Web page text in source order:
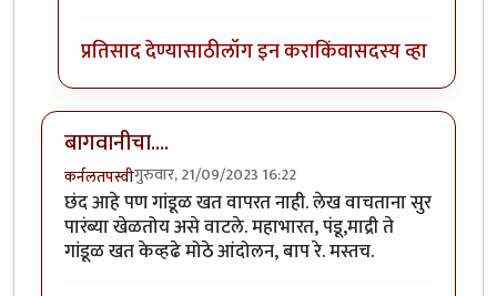
प्रतिसाद देण्यासाठीलॉग इन कराकिंवासदस्य व्हा
बागवानीचा....
कर्नलतपस्वीगुरुवार, 21/09/2023 16:22
छंद आहे पण गांडूळ खत वापरत नाही. लेख वाचताना सुर
पारंब्या खेळतोय असे वाटले. महाभारत, पंडू,माद्री ते
गांडूळ खत केव्हढे मोठे आंदोलन, बाप रे. मस्तच.